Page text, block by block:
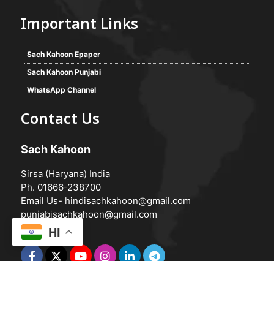
Important Links
Sach Kahoon Epaper
Sach Kahoon Punjabi
WhatsApp Channel
Contact Us
Sach Kahoon
Sirsa (Haryana) India
Ph. 01666-238700
Email Us- hindisachkahoon@gmail.com
punjabisachkahoon@gmail.com
HI